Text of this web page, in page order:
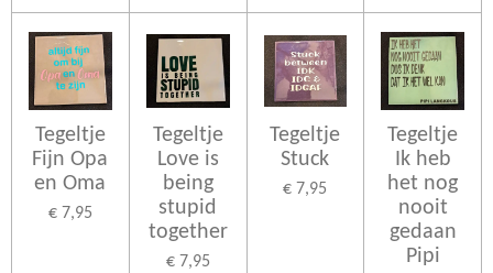
Tegeltje
Fijn Opa
en Oma
€ 7,95
Tegeltje
Love is
being
stupid
together
€ 7,95
Tegeltje
Stuck
€ 7,95
Tegeltje
Ik heb
het nog
nooit
gedaan
Pipi